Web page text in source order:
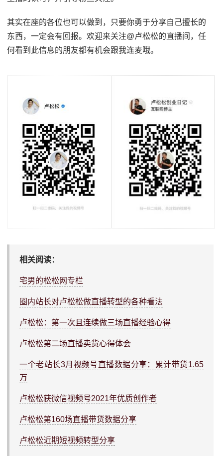
其实在座的各位也可以做到，只要你勇于分享自己擅长的
东西，一定会有回报。欢迎来关注@卢松松的直播间，任
何看到此信息的朋友都有机会跟我连麦哦。
相关阅读：
宅男的松松网专栏
圈内站长对卢松松做直播转型的各种看法
卢松松：第一次且连续做三场直播经验心得
卢松松第二场直播卖货心得体会
一个老站长3月视频号直播数据分享：累计带货1.65
万
卢松松获微信视频号2021年优质创作者
卢松松第160场直播带货数据分享
卢松松近期短视频转型分享